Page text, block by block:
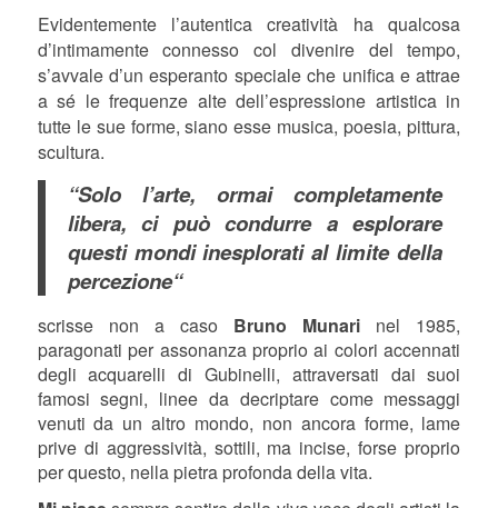
Evidentemente l’autentica creatività ha qualcosa
d’intimamente connesso col divenire del tempo,
s’avvale d’un esperanto speciale che unifica e attrae
a sé le frequenze alte dell’espressione artistica in
tutte le sue forme, siano esse musica, poesia, pittura,
scultura.
“Solo l’arte, ormai completamente
libera, ci può condurre a esplorare
questi mondi inesplorati al limite della
percezione“
scrisse non a caso Bruno Munari nel 1985,
paragonati per assonanza proprio ai colori accennati
degli acquarelli di Gubinelli, attraversati dai suoi
famosi segni, linee da decriptare come messaggi
venuti da un altro mondo, non ancora forme, lame
prive di aggressività, sottili, ma incise, forse proprio
per questo, nella pietra profonda della vita.